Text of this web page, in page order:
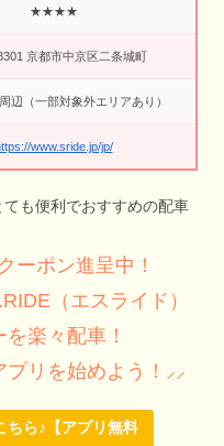
★★★★
京都市中京区二条城町
辺（一部対象外エリアあり）
www.sride.jp/jp/
も便利でおすすめの配車
ーポン進呈中！
（エスライド）
楽々配車！
リを始めよう！⸝⸝
ちら♪【アプリ無料